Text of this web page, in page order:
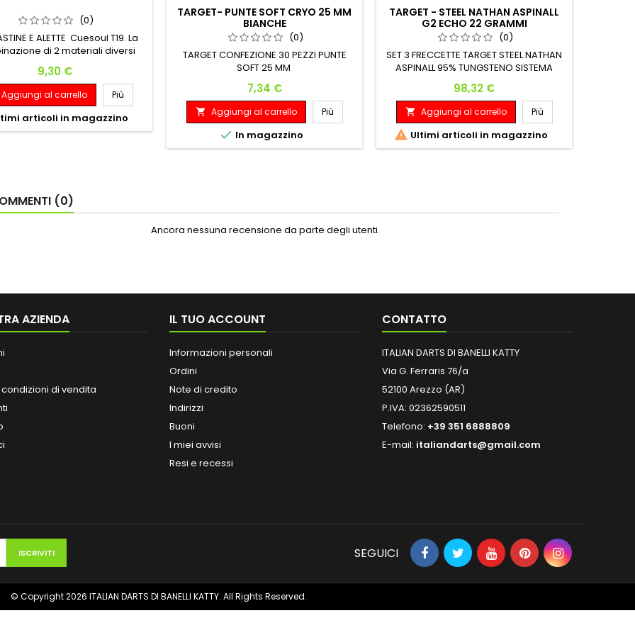
(0)
E ALETTE Cuesoul T19. La
di 2 materiali diversi
e aletta AK5) assicura che
la filettatura siano più resistenti
alla freccetta, l'aletta
flessibile, lontano da rotture
dagli urti delle freccette
e un uso duraturo per il tuo
Prezzo
9,30 €
Aggiungi al carrello Più
articoli in magazzino
TARGET- PUNTE SOFT CRYO 25 MM
BIANCHE
(0)
TARGET CONFEZIONE 30 PEZZI PUNTE
SOFT 25 MM
Prezzo
7,34 €
 Aggiungi al carrello Più
 In magazzino
TARGET - STEEL NATHAN ASPINALL
G2 ECHO 22 GRAMMI
(0)
SET 3 FRECCETTE TARGET STEEL NATHAN
ASPINALL 95% TUNGSTENO SISTEMA
SWISS POINT Peso: Lunghezza:
Diametro Massimo: 22 G. 50.00 mm 6.95
mm
Prezzo
98,32 €
 Aggiungi al carrello Più
 Ultimi articoli in magazzino
(0)
Ancora nessuna recensione da parte degli utenti.
AZIENDA
di vendita
IL TUO ACCOUNT
Informazioni personali
Ordini
Note di credito
Indirizzi
Buoni
I miei avvisi
Resi e recessi
CONTATTO
ITALIAN DARTS DI BANELLI KATTY
Via G. Ferraris 76/a
52100 Arezzo (AR)
P.IVA: 02362590511
Telefono: +39 351 6888809
E-mail: italiandarts@gmail.com
SEGUICI
© Copyright 2026 ITALIAN DARTS DI BANELLI KATTY. All Rights Reserved.